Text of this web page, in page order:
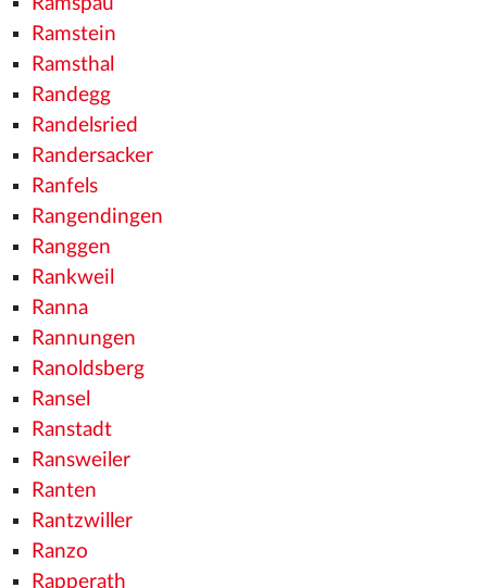
Ramstein
Ramsthal
Randegg
Randelsried
Randersacker
Ranfels
Rangendingen
Ranggen
Rankweil
Ranna
Rannungen
Ranoldsberg
Ransel
Ranstadt
Ransweiler
Ranten
Rantzwiller
Ranzo
Rapperath